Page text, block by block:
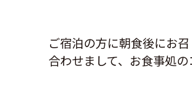
ご宿泊の方に朝食後にお
合わせまして、お食事処